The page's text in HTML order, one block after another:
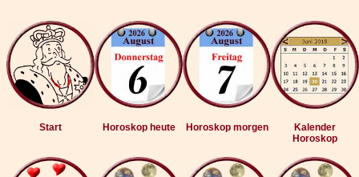
Start Horoskop heute Horoskop morgen
Kalender
Horoskop